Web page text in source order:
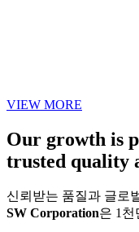
VIEW MORE
Our growth is
trusted quality
신뢰받는 품질과 글로
SW Corporation은 1